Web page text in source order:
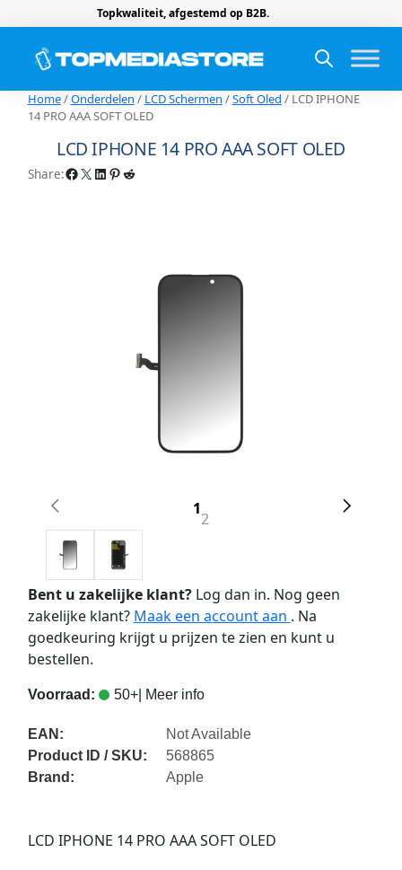
Topkwaliteit, afgestemd op B2B.
Home/Onderdelen / LCD Schermen /Soft Oled / LCD IPHONE
14 PRO AAA SOFT OLED
LCD IPHONE 14 PRO AAA SOFT OLED
Share:Facebook X LinkedIn Pinterest Reddit
1
2
Bent u zakelijke klant?Log dan in. Nog geen
zakelijke klant? Maak een account aan . Na
goedkeuring krijgt u prijzen te zien en kunt u
bestellen.
Voorraad: 50+| Meer info
EAN:
Not Available
Product ID / SKU:
568865
Brand:
Apple
LCD IPHONE 14 PRO AAA SOFT OLED